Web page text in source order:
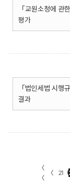
「교원소청에 관
평가
「법인세법 시행
결과
〈
〈
〈 21